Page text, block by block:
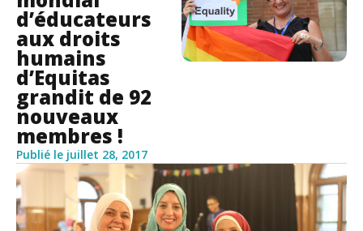
d’éducateurs
aux droits
humains
d’Equitas
grandit de 92
nouveaux
membres !
Publié le juillet 28, 2017